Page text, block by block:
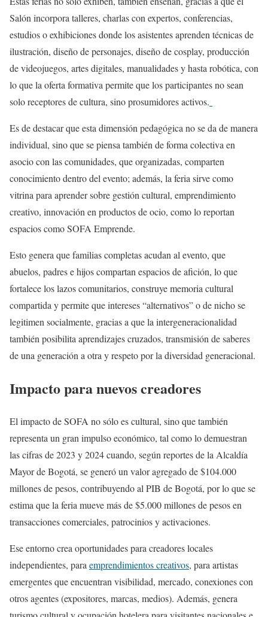
Salón incorpora talleres, charlas con expertos, conferencias,
estudios o exhibiciones donde los asistentes aprenden técnicas de
ilustración, diseño de personajes, diseño de cosplay, producción
de videojuegos, artes digitales, manualidades y hasta robótica, con
lo que la oferta formativa permite que los participantes no sean
solo receptores de cultura, sino prosumidores activos.
Es de destacar que esta dimensión pedagógica no se da de manera
individual, sino que se piensa también de forma colectiva en
asocio con las comunidades, que organizadas, comparten
conocimiento dentro del evento; además, la feria sirve como
vitrina para aprender sobre gestión cultural, emprendimiento
creativo, innovación en productos de ocio, como lo reportan
espacios como SOFA Emprende.
Esto genera que familias completas acudan al evento, que
abuelos, padres e hijos compartan espacios de afición, lo que
fortalece los lazos comunitarios, construye memoria cultural
compartida y permite que intereses “alternativos” o de nicho se
legitimen socialmente, gracias a que la intergeneracionalidad
también posibilita aprendizajes cruzados, transmisión de saberes
de una generación a otra y respeto por la diversidad generacional.
Impacto para nuevos creadores
El impacto de SOFA no sólo es cultural, sino que también
representa un gran impulso económico, tal como lo demuestran
las cifras de 2023 y 2024 cuando, según reportes de la Alcaldía
Mayor de Bogotá, se generó un valor agregado de $104.000
millones de pesos, contribuyendo al PIB de Bogotá, por lo que se
estima que la feria mueve más de $5.000 millones de pesos en
transacciones comerciales, patrocinios y activaciones.
Ese entorno crea oportunidades para creadores locales
independientes, paraemprendimientos creativos, para artistas
emergentes que encuentran visibilidad, mercado, conexiones con
otros agentes (expositores, marcas, medios). Además, genera